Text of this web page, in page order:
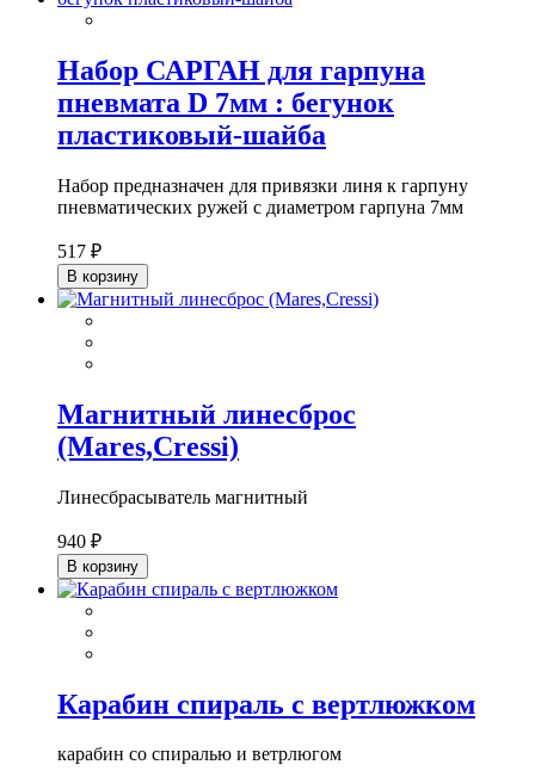
Набор САРГАН для гарпуна
пневмата D 7мм : бегунок
пластиковый-шайба
Набор предназначен для привязки линя к гарпуну
пневматических ружей с диаметром гарпуна 7мм
517 ₽
В корзину
Магнитный линесброс
(Mares,Cressi)
Линесбрасыватель магнитный
940 ₽
В корзину
Карабин спираль с вертлюжком
карабин со спиралью и ветрлюгом